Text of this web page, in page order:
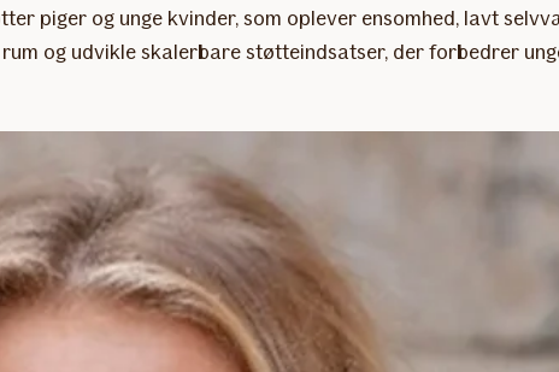
piger og unge kvinder, som oplever ensomhed, lavt
og udvikle skalerbare støtteindsatser, der forbedrer